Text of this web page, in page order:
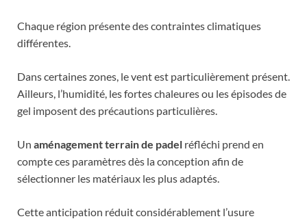
Chaque région présente des contraintes climatiques
différentes.
Dans certaines zones, le vent est particulièrement présent.
Ailleurs, l’humidité, les fortes chaleures ou les épisodes de
gel imposent des précautions particulières.
Un aménagement terrain de padel réfléchi prend en
compte ces paramètres dès la conception afin de
sélectionner les matériaux les plus adaptés.
Cette anticipation réduit considérablement l’usure